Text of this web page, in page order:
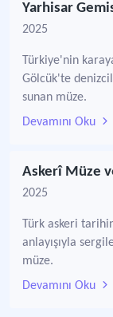
Yarhisar
2025
Türkiye'nin
Gölcük'te
sunan müze.
Devamını Oku
Askerî Müze
2025
Türk askeri
anlayışıyla
müze.
Devamını Oku